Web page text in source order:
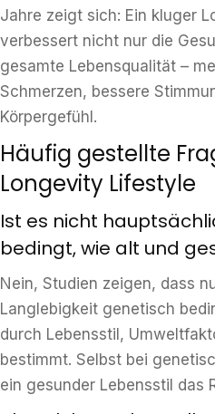
Jahre zeigt sich: Ein kluger
verbessert nicht nur die
gesamte Lebensqualität –
Schmerzen, bessere
Körpergefühl.
Häufig gestellte
Longevity Lifestyle
Ist es nicht
bedingt, wie alt und
Nein, Studien zeigen, dass
Langlebigkeit genetisch
durch Lebensstil,
bestimmt. Selbst bei
ein gesunder Lebensstil das